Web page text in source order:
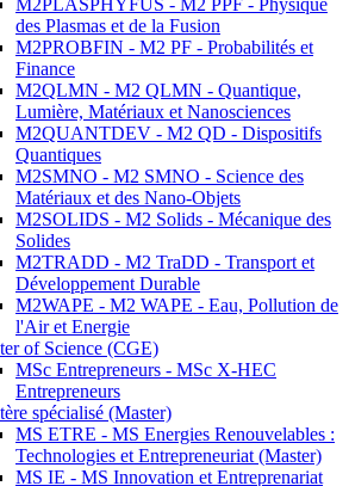
M2PLASPHYFUS - M2 PPF - Physique
des Plasmas et de la Fusion
M2PROBFIN - M2 PF - Probabilités et
Finance
M2QLMN - M2 QLMN - Quantique,
Lumière, Matériaux et Nanosciences
M2QUANTDEV - M2 QD - Dispositifs
Quantiques
M2SMNO - M2 SMNO - Science des
Matériaux et des Nano-Objets
M2SOLIDS - M2 Solids - Mécanique des
Solides
M2TRADD - M2 TraDD - Transport et
Développement Durable
M2WAPE - M2 WAPE - Eau, Pollution de
l'Air et Energie
of Science (CGE)
MSc Entrepreneurs - MSc X-HEC
Entrepreneurs
spécialisé (Master)
MS ETRE - MS Energies Renouvelables :
Technologies et Entrepreneuriat (Master)
MS IE - MS Innovation et Entreprenariat